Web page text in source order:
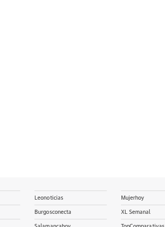
Leonoticias
Burgosconecta
Mujerhoy
XL Semanal